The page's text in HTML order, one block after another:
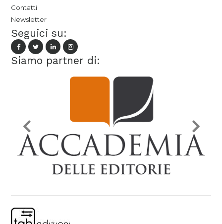
Contatti
Newsletter
Seguici su:
Siamo partner di: